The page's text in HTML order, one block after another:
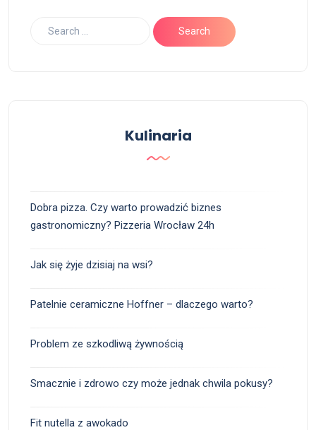
Kulinaria
Dobra pizza. Czy warto prowadzić biznes
gastronomiczny? Pizzeria Wrocław 24h
Jak się żyje dzisiaj na wsi?
Patelnie ceramiczne Hoffner – dlaczego warto?
Problem ze szkodliwą żywnością
Smacznie i zdrowo czy może jednak chwila pokusy?
Fit nutella z awokado